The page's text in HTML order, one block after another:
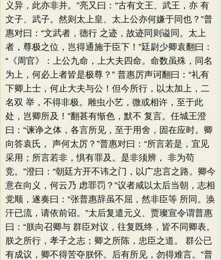
义异，此亦非并。”亮又曰：“古有文王、武王，亦 有
文子、武子。然则太上皇、太上公亦何嫌于同也？”普
惠对曰：“文武者，德行 之迹，故迹同则谥同。太上
者，尊极之位，岂得通施于臣下！”廷尉少卿袁翻曰：
“《周官》：上公九命，上大夫四命。命数虽殊，同名
为上，何必上者皆是极尊？” 普惠厉声诃翻曰：“礼有
下卿上士，何止大夫与公！但今所行，以太加上，二
名双 举，不得非极。雕虫小艺，微或相许，至于此
处，岂卿所及！”翻甚有惭色，默不 复言。任城王澄
曰：“谏诤之体，各言所见，至于用舍，固在应时。卿
向答袁氏， 声何太厉？”普惠对曰：“所言若是，宜见
采用；所言若非，惧有罪及。是非须辨， 非为苟
竞。”澄曰：“朝廷方开不讳之门，以广忠言之路。卿今
意在向义，何云乃 虑罪罚？”议者咸以太后当朝，志相
党顺，遂奏曰：“张普惠辞虽不屈，然非臣等 所同。涣
汗已流，请依前诏。”太后复遣元义、贾璨宣令谓普惠
曰：“朕向召卿与 群臣对议，往复既终，皆不同卿表。
朕之所行，孝子之志；卿之所陈，忠臣之道。 群公已
有成议，卿不得苦夺朕怀。后有所见，勿得难言。”普